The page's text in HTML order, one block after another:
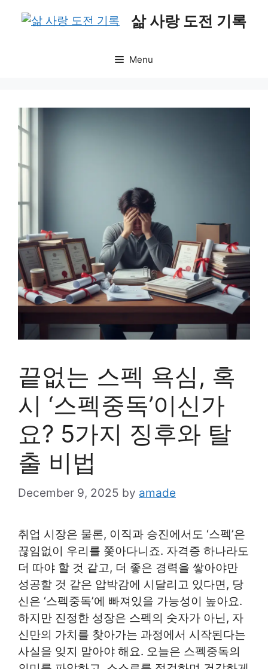
삶 사랑 도전 기록
Menu
끝없는 스펙 욕심, 혹
시 ‘스펙중독’이신가
요? 5가지 징후와 탈
출 비법
December 9, 2025 by amade
취업 시장은 물론, 이직과 승진에서도 ‘스펙’은
끊임없이 우리를 쫓아다니죠. 자격증 하나라도
더 따야 할 것 같고, 더 좋은 경력을 쌓아야만
성공할 것 같은 압박감에 시달리고 있다면, 당
신은 ‘스펙중독’에 빠져있을 가능성이 높아요.
하지만 진정한 성장은 스펙의 숫자가 아닌, 자
신만의 가치를 찾아가는 과정에서 시작된다는
사실을 잊지 말아야 해요. 오늘은 스펙중독의